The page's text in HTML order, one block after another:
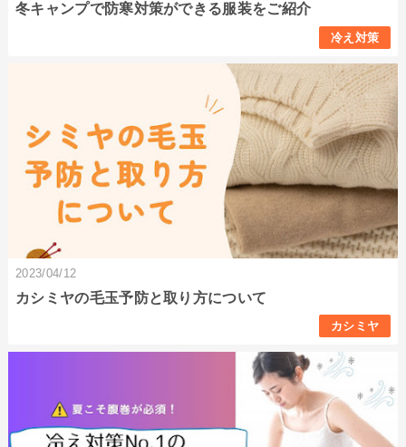
冬キャンプで防寒対策ができる服装をご紹介
冷え対策
2023/04/12
カシミヤの毛玉予防と取り方について
カシミヤ